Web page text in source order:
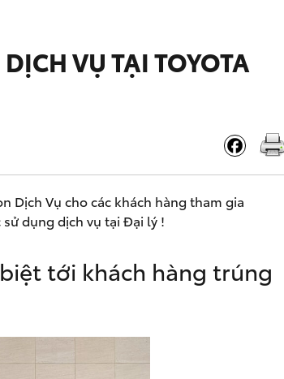
VỤ TẠI TOYOTA
Dịch Vụ cho các khách hàng tham gia
dụng dịch vụ tại Đại lý !
tới khách hàng trúng